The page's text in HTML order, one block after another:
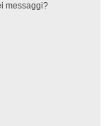
messaggi?